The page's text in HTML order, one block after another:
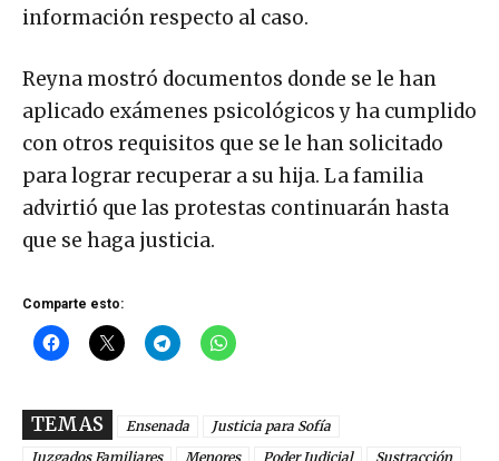
información respecto al caso.
Reyna mostró documentos donde se le han
aplicado exámenes psicológicos y ha cumplido
con otros requisitos que se le han solicitado
para lograr recuperar a su hija. La familia
advirtió que las protestas continuarán hasta
que se haga justicia.
Comparte esto:
TEMAS Ensenada
Justicia para Sofía
Juzgados Familiares
Menores Poder Judicial Sustracción